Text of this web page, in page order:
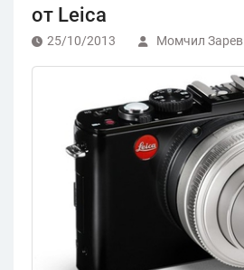
от Leica
25/10/2013 Момчил Зарев